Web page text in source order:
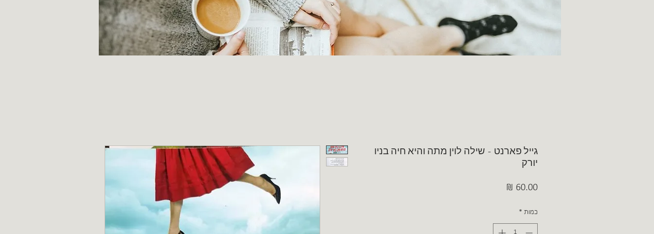
גייל פארנט - שילה לוין מתה והיא חיה בניו
יורק
כמות *